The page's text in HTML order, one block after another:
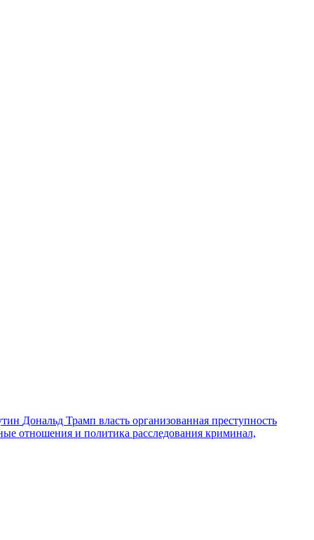
Дональд Трамп власть организованная преступность
отношения и политика расследования криминал,